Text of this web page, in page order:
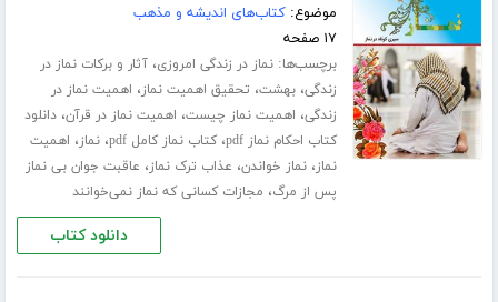
موضوع:کتاب‌های اندیشه و مذهب
۱۷ صفحه
برچسب‌ها:نماز در زندگی امروزی،آثار و برکات نماز در
زندگی،بهشت، تحقیق اهمیت نماز، اهمیت نماز در
زندگی، اهمیت نماز چیست، اهمیت نماز در قرآن،دانلود
کتاب احکام نماز pdf
،کتاب نماز کامل pdf ،نماز، اهمیت
نماز،نماز خواندن، عذاب ترک نماز، عاقبت جوان بی نماز
پس از مرگ، مجازات کسانی که نماز نمی‌خوانند
دانلود کتاب